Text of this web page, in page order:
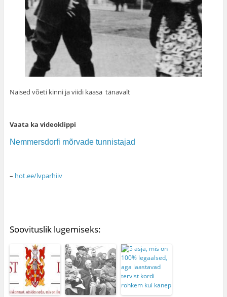
Naised võeti kinni ja viidi kaasa tänavalt
Vaata ka videoklippi
Nemmersdorfi mõrvade tunnistajad
– hot.ee/lvparhiiv
Soovituslik lugemiseks: